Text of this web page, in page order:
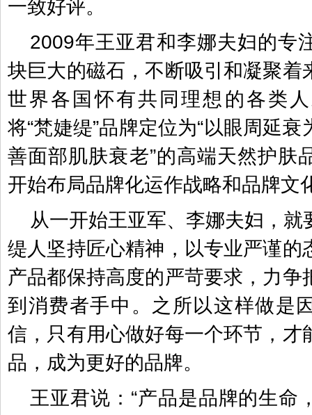
一致好评。
2009年王亚君和李娜夫妇的专
块巨大的磁石，不断吸引和凝聚着
世界各国怀有共同理想的各类
将“梵婕缇”品牌定位为“以眼周延
善面部肌肤衰老”的高端天然护肤
开始布局品牌化运作战略和品牌文
从一开始王亚军、李娜夫妇，就
缇人坚持匠心精神，以专业严谨的
产品都保持高度的严苛要求，力争
到消费者手中。之所以这样做是
信，只有用心做好每一个环节，才
品，成为更好的品牌。
王亚君说：“产品是品牌的生命